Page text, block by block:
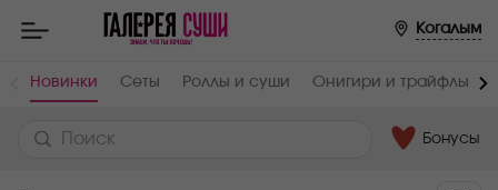
Когалым
Новинки Сеты Роллы и суши Онигири и трайфлы
Бонусы